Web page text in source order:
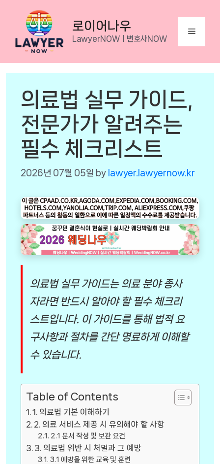
content
로이어나우
LawyerNOWㅣ변호사NOW
Menu
의료법 실무 가이드,
전문가가 알려주는
필수 체크리스트
2026년 07월 05일 by lawyer.lawyernow.kr
의료법 실무 가이드는 의료 분야 종사
자라면 반드시 알아야 할 필수 체크리
스트입니다. 이 가이드를 통해 법적 요
구사항과 절차를 간단 명료하게 이해할
수 있습니다.
Table of Contents
1. 의료법 기본 이해하기
2. 의료 서비스 제공 시 유의해야 할 사항
2.1 문서 작성 및 보관 요건
3. 의료법 위반 시 처벌과 그 예방
3.1 예방을 위한 교육 및 훈련